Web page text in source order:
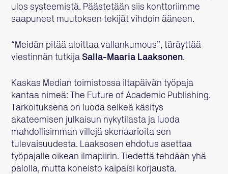
ulos systeemistä. Päästetään siis konttoriimme
saapuneet muutoksen tekijät vihdoin ääneen.
“Meidän pitää aloittaa vallankumous”, täräyttää
viestinnän tutkija Salla-Maaria Laaksonen.
Kaskas Median toimistossa iltapäivän työpaja
kantaa nimeä: The Future of Academic Publishing.
Tarkoituksena on luoda selkeä käsitys
akateemisen julkaisun nykytilasta ja luoda
mahdollisimman villejä skenaarioita sen
tulevaisuudesta. Laaksosen ehdotus asettaa
työpajalle oikean ilmapiirin. Tiedettä tehdään yhä
palolla, mutta koneisto kaipaisi korjausta.